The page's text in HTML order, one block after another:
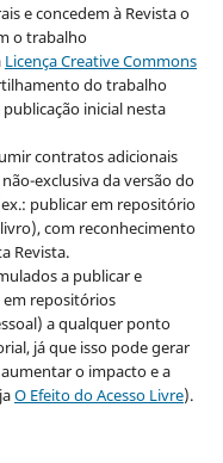
e concedem à Revista o
o trabalho
Licença Creative Commons
do trabalho
inicial nesta
contratos adicionais
exclusiva da versão do
publicar em repositório
com reconhecimento
Revista.
a publicar e
repositórios
a qualquer ponto
já que isso pode gerar
o impacto e a
O Efeito do Acesso Livre).